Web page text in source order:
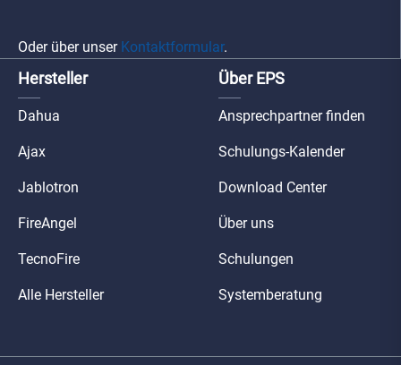
Oder über unser Kontaktformular.
Hersteller
Dahua
Ajax
Jablotron
FireAngel
TecnoFire
Alle Hersteller
Über EPS
Ansprechpartner finden
Schulungs-Kalender
Download Center
Über uns
Schulungen
Systemberatung